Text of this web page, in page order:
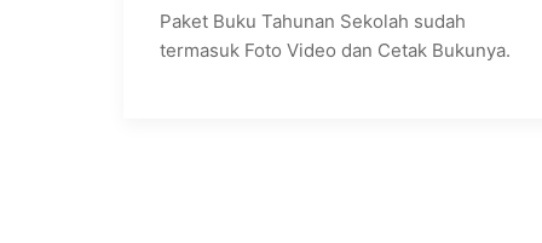
Paket Buku Tahunan Sekolah sudah
termasuk Foto Video dan Cetak Bukunya.